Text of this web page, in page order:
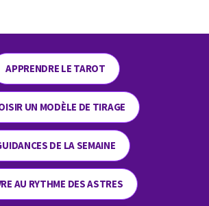
APPRENDRE LE TAROT
UN MODÈLE DE TIRAGE
DE LA SEMAINE
AU RYTHME DES ASTRES